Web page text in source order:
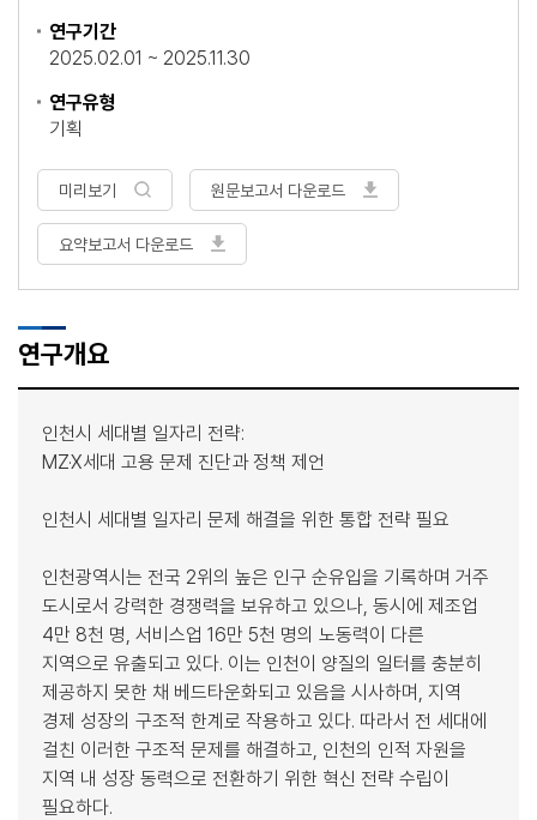
연구기간
2025.02.01 ~ 2025.11.30
연구유형
기획
미리보기 원문보고서 다운로드
요약보고서 다운로드
연구개요
인천시 세대별 일자리 전략:
MZ·X세대 고용 문제 진단과 정책 제언
인천시 세대별 일자리 문제 해결을 위한 통합 전략 필요
인천광역시는 전국 2위의 높은 인구 순유입을 기록하며 거주
도시로서 강력한 경쟁력을 보유하고 있으나, 동시에 제조업
4만 8천 명, 서비스업 16만 5천 명의 노동력이 다른
지역으로 유출되고 있다. 이는 인천이 양질의 일터를 충분히
제공하지 못한 채 베드타운화되고 있음을 시사하며, 지역
경제 성장의 구조적 한계로 작용하고 있다. 따라서 전 세대에
걸친 이러한 구조적 문제를 해결하고, 인천의 인적 자원을
지역 내 성장 동력으로 전환하기 위한 혁신 전략 수립이
필요하다.